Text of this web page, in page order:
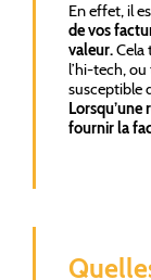
En effet, il
de vos
valeur.Cela
l’hi-tech,
susceptible
Lorsqu’une
fournir la